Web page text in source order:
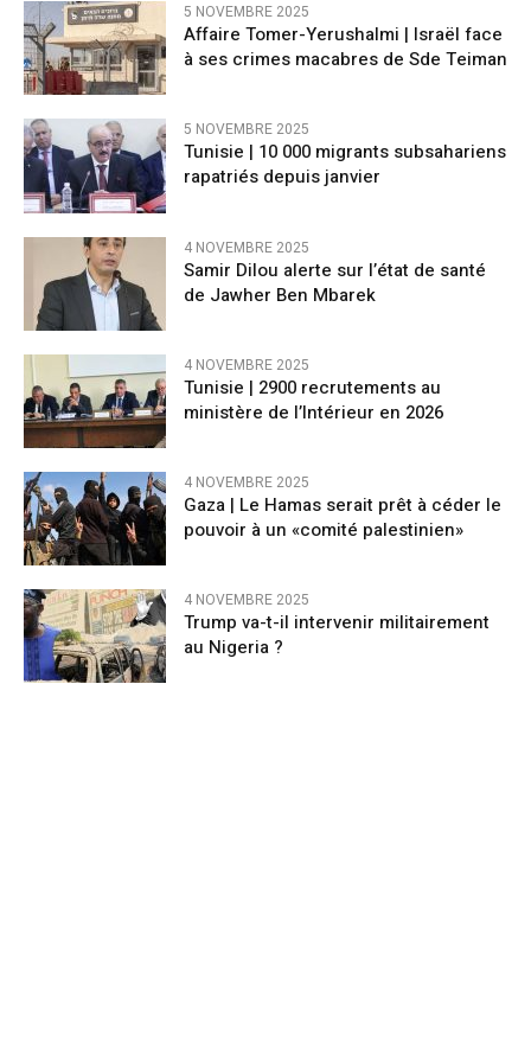
5 NOVEMBRE 2025
Affaire Tomer-Yerushalmi | Israël face
à ses crimes macabres de Sde Teiman
5 NOVEMBRE 2025
Tunisie | 10 000 migrants subsahariens
rapatriés depuis janvier
4 NOVEMBRE 2025
Samir Dilou alerte sur l’état de santé
de Jawher Ben Mbarek
4 NOVEMBRE 2025
Tunisie | 2900 recrutements au
ministère de l’Intérieur en 2026
4 NOVEMBRE 2025
Gaza | Le Hamas serait prêt à céder le
pouvoir à un «comité palestinien»
4 NOVEMBRE 2025
Trump va-t-il intervenir militairement
au Nigeria ?